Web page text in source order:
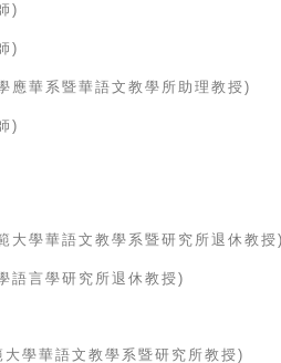
)
)
應華系暨華語文教學所助理教授)
)
大學華語文教學系暨研究所退休教授)
語言學研究所退休教授)
大學華語文教學系暨研究所教授)